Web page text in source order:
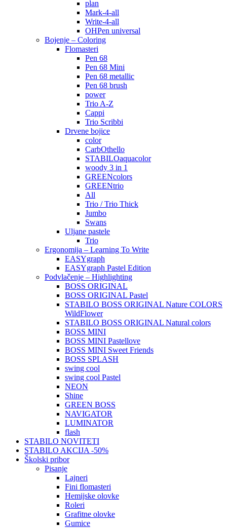
plan
Mark-4-all
Write-4-all
OHPen universal
Bojenje – Coloring
Flomasteri
Pen 68
Pen 68 Mini
Pen 68 metallic
Pen 68 brush
power
Trio A-Z
Cappi
Trio Scribbi
Drvene bojice
color
CarbOthello
STABILOaquacolor
woody 3 in 1
GREENcolors
GREENtrio
All
Trio / Trio Thick
Jumbo
Swans
Uljane pastele
Trio
Ergonomija – Learning To Write
EASYgraph
EASYgraph Pastel Edition
Podvlačenje – Highlighting
BOSS ORIGINAL
BOSS ORIGINAL Pastel
STABILO BOSS ORIGINAL Nature COLORS
WildFlower
STABILO BOSS ORIGINAL Natural colors
BOSS MINI
BOSS MINI Pastellove
BOSS MINI Sweet Friends
BOSS SPLASH
swing cool
swing cool Pastel
NEON
Shine
GREEN BOSS
NAVIGATOR
LUMINATOR
flash
STABILO NOVITETI
STABILO AKCIJA -50%
Školski pribor
Pisanje
Lajneri
Fini flomasteri
Hemijske olovke
Roleri
Grafitne olovke
Gumice